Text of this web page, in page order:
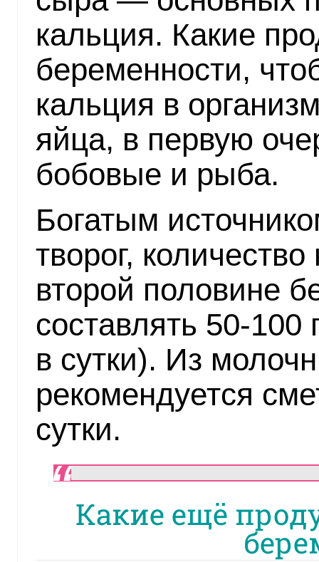
кальция. Какие
беременности,
кальция в
яйца, в первую
бобовые и рыба.
Богатым
творог, количество
второй половине
составлять 50-100
в сутки). Из
рекомендуется
сутки.
Какие ещё